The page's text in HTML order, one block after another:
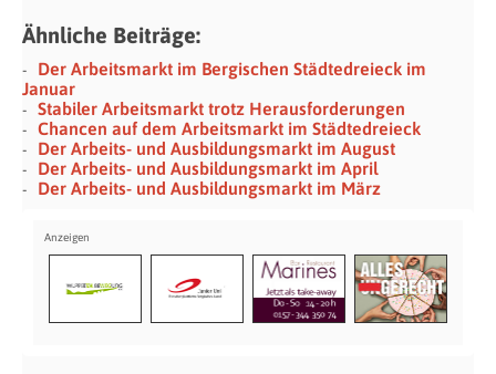
Ähnliche Beiträge:
Der Arbeitsmarkt im Bergischen Städtedreieck im
Januar
Stabiler Arbeitsmarkt trotz Herausforderungen
Chancen auf dem Arbeitsmarkt im Städtedreieck
Der Arbeits- und Ausbildungsmarkt im August
Der Arbeits- und Ausbildungsmarkt im April
Der Arbeits- und Ausbildungsmarkt im März